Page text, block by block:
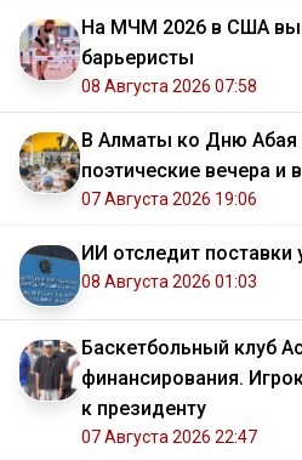
На МЧМ 2026 в США
барьеристы
08 Августа 2026 07:58
В Алматы ко Дню Абая
поэтические вечера и
07 Августа 2026 19:06
ИИ отследит поставки
08 Августа 2026 01:03
Баскетбольный клуб
финансирования.
к президенту
07 Августа 2026 22:47